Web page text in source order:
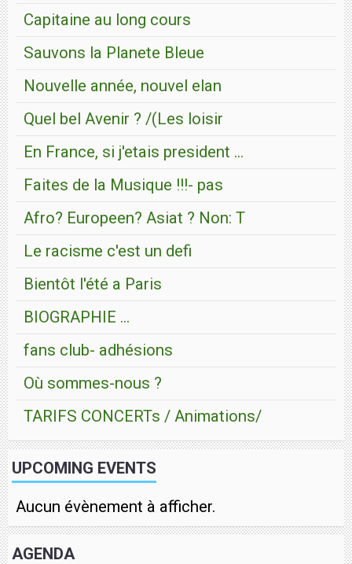
Capitaine au long cours
Sauvons la Planete Bleue
Nouvelle année, nouvel elan
Quel bel Avenir ? /(Les loisir
En France, si j'etais president ...
Faites de la Musique !!!- pas
Afro? Europeen? Asiat ? Non: T
Le racisme c'est un defi
Bientôt l'été a Paris
BIOGRAPHIE ...
fans club- adhésions
Où sommes-nous ?
TARIFS CONCERTs / Animations/
UPCOMING EVENTS
Aucun évènement à afficher.
AGENDA